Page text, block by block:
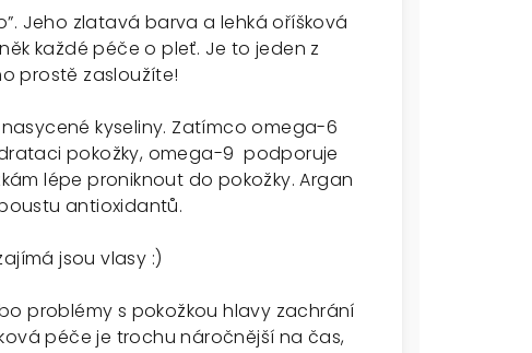
Jeho zlatavá barva a lehká oříšková
každé péče o pleť. Je to jeden z
prostě zasloužíte!
kyseliny. Zatímco omega-6
pokožky, omega-9 podporuje
lépe proniknout do pokožky. Argan
antioxidantů.
jsou vlasy :)
problémy s pokožkou hlavy zachrání
péče je trochu náročnější na čas,